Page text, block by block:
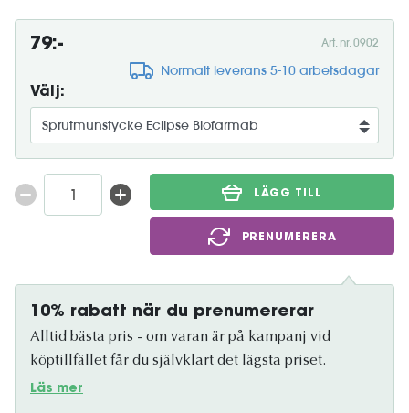
79:- Art. nr. 0902
Normalt leverans 5-10 arbetsdagar
Välj:
LÄGG TILL
PRENUMERERA
10% rabatt när du prenumererar
Alltid bästa pris - om varan är på kampanj vid
köptillfället får du självklart det lägsta priset.
Läs mer